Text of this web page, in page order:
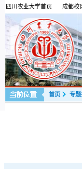
四川农业大学首页 成都校
首页 专